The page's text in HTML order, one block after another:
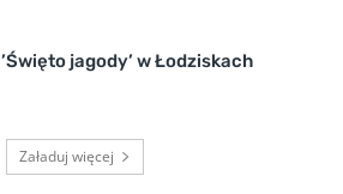
’Święto jagody’ w Łodziskach
Załaduj więcej